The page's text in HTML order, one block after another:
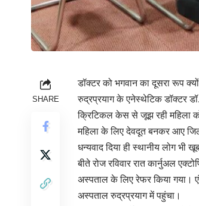
SHARE
डॉक्टर को भगवान का दूसरा रूप
रुद्रप्रयाग के एनेस्थेटिक डॉक्टर
क्रिटिकल केस से जूझ रही महिला
महिला के लिए देवदूत बनकर आए
धन्यवाद दिया ही स्थानीय लोग भी
बीते रोज रविवार रात कार्नुअल
अस्पताल के लिए रेफर किया गया।
अस्पताल रुद्रप्रयाग में पहुंचा।